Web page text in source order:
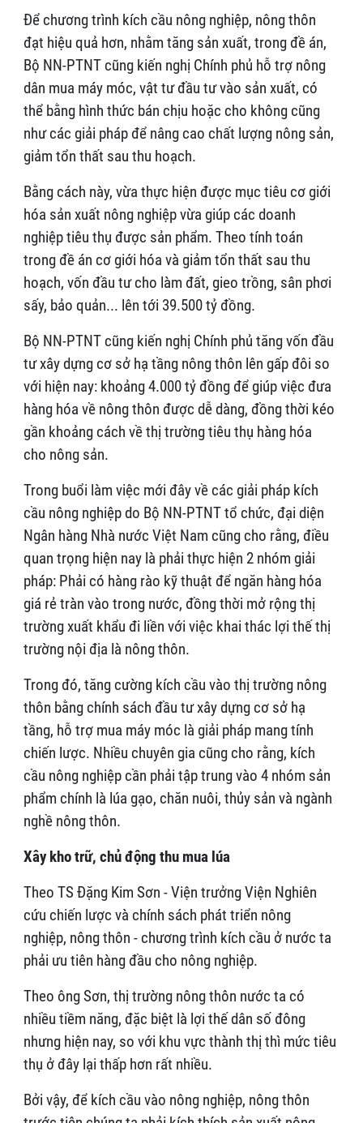
Để chương trình kích cầu nông nghiệp, nông thôn
đạt hiệu quả hơn, nhằm tăng sản xuất, trong đề án,
Bộ NN-PTNT cũng kiến nghị Chính phủ hỗ trợ nông
dân mua máy móc, vật tư đầu tư vào sản xuất, có
thể bằng hình thức bán chịu hoặc cho không cũng
như các giải pháp để nâng cao chất lượng nông sản,
giảm tổn thất sau thu hoạch.
Bằng cách này, vừa thực hiện được mục tiêu cơ giới
hóa sản xuất nông nghiệp vừa giúp các doanh
nghiệp tiêu thụ được sản phẩm. Theo tính toán
trong đề án cơ giới hóa và giảm tổn thất sau thu
hoạch, vốn đầu tư cho làm đất, gieo trồng, sân phơi
sấy, bảo quản... lên tới 39.500 tỷ đồng.
Bộ NN-PTNT cũng kiến nghị Chính phủ tăng vốn đầu
tư xây dựng cơ sở hạ tầng nông thôn lên gấp đôi so
với hiện nay: khoảng 4.000 tỷ đồng để giúp việc đưa
hàng hóa về nông thôn được dễ dàng, đồng thời kéo
gần khoảng cách về thị trường tiêu thụ hàng hóa
cho nông sản.
Trong buổi làm việc mới đây về các giải pháp kích
cầu nông nghiệp do Bộ NN-PTNT tổ chức, đại diện
Ngân hàng Nhà nước Việt Nam cũng cho rằng, điều
quan trọng hiện nay là phải thực hiện 2 nhóm giải
pháp: Phải có hàng rào kỹ thuật để ngăn hàng hóa
giá rẻ tràn vào trong nước, đồng thời mở rộng thị
trường xuất khẩu đi liền với việc khai thác lợi thế thị
trường nội địa là nông thôn.
Trong đó, tăng cường kích cầu vào thị trường nông
thôn bằng chính sách đầu tư xây dựng cơ sở hạ
tầng, hỗ trợ mua máy móc là giải pháp mang tính
chiến lược. Nhiều chuyên gia cũng cho rằng, kích
cầu nông nghiệp cần phải tập trung vào 4 nhóm sản
phẩm chính là lúa gạo, chăn nuôi, thủy sản và ngành
nghề nông thôn.
Xây kho trữ, chủ động thu mua lúa
Theo TS Đặng Kim Sơn - Viện trưởng Viện Nghiên
cứu chiến lược và chính sách phát triển nông
nghiệp, nông thôn - chương trình kích cầu ở nước ta
phải ưu tiên hàng đầu cho nông nghiệp.
Theo ông Sơn, thị trường nông thôn nước ta có
nhiều tiềm năng, đặc biệt là lợi thế dân số đông
nhưng hiện nay, so với khu vực thành thị thì mức tiêu
thụ ở đây lại thấp hơn rất nhiều.
Bởi vậy, để kích cầu vào nông nghiệp, nông thôn